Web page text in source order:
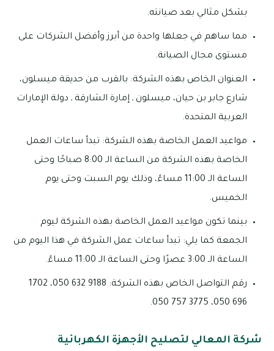
بشكل مثالي بعد صيانته.
مما ساهم في جعلها واحدة من أبرز وأفضل الشركات على
مستوى مجال الصيانة.
العنوان الخاص بهذه الشركة: بالقرب من حديقة ميسلون،
شارع جابر بن حيان، ميسلون ـ إمارة الشارقة ـ دولة الإمارات
العربية المتحدة.
مواعيد العمل الخاصة بهذه الشركة: تبدأ ساعات العمل
الخاصة بهذه الشركة من الساعة الـ 8:00 صباحًا وحتى
الساعة الـ 11:00 مساءً، وذلك يوم السبت وحتى يوم
الخميس.
بينما تكون مواعيد العمل الخاصة بهذه الشركة ليوم
الجمعة كما يلي: تبدأ ساعات عمل الشركة في هذا اليوم من
الساعة الـ 3:00 عصرًا وحتى الساعة الـ 11:00 مساءً.
رقم التواصل الخاص بهذه الشركة: 9188 632 050، 1702
696 050، 3775 757 050.
شركة المعالي لتصليح الأجهزة الكهربائية